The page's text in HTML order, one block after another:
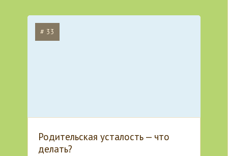
# 33
Родительская усталость — что
делать?